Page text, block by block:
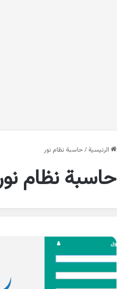
الرئيسية /حاسبة نظام نور
حاسبة نظام